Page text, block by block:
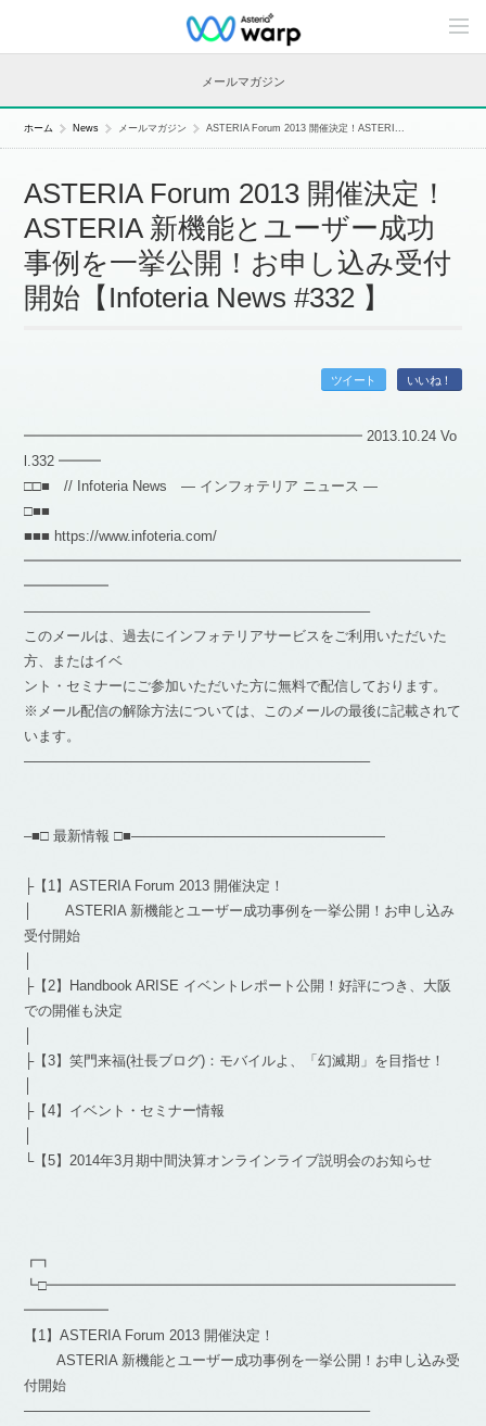
C
n
n
メールマガジン
ホーム News メールマガジン ASTERIA Forum 2013 開催決定！ASTERI...
ASTERIA Forum 2013 開催決定！
ASTERIA 新機能とユーザー成功
事例を一挙公開！お申し込み受付
開始【Infoteria News #332 】
ツイート いいね！
━━━━━━━━━━━━━━━━━━━━━━━━ 2013.10.24 Vo
l.332 ━━━
□□■ // Infoteria News — インフォテリア ニュース —
□■■
■■■ https://www.infoteria.com/
━━━━━━━━━━━━━━━━━━━━━━━━━━━━━━━
━━━━━━
————————————————————————–
このメールは、過去にインフォテリアサービスをご利用いただいた
方、またはイベ
ント・セミナーにご参加いただいた方に無料で配信しております。
※メール配信の解除方法については、このメールの最後に記載されて
います。
————————————————————————–
–■□ 最新情報 □■——————————————————
├【1】ASTERIA Forum 2013 開催決定！
│ ASTERIA 新機能とユーザー成功事例を一挙公開！お申し込み
受付開始
├【2】Handbook ARISE イベントレポート公開！好評につき、大阪
での開催も決定
├【3】笑門来福(社長ブログ)：モバイルよ、「幻滅期」を目指せ！
├【4】イベント・セミナー情報
└【5】2014年3月期中間決算オンラインライブ説明会のお知らせ
┏┓
┗□━━━━━━━━━━━━━━━━━━━━━━━━━━━━━
━━━━━━
【1】ASTERIA Forum 2013 開催決定！
ASTERIA 新機能とユーザー成功事例を一挙公開！お申し込み受
付開始
————————————————————————–